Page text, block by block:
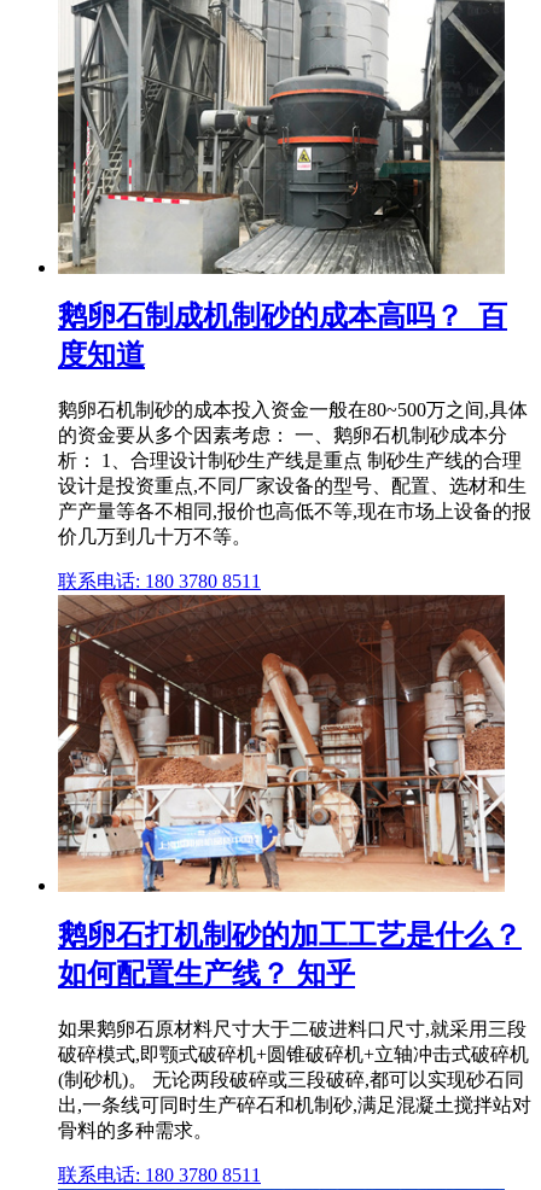
鹅卵石制成机制砂的成本高吗？_百
度知道
鹅卵石机制砂的成本投入资金一般在80~500万之间,具体
的资金要从多个因素考虑： 一、鹅卵石机制砂成本分
析： 1、合理设计制砂生产线是重点 制砂生产线的合理
设计是投资重点,不同厂家设备的型号、配置、选材和生
产产量等各不相同,报价也高低不等,现在市场上设备的报
价几万到几十万不等。
联系电话: 180 3780 8511
鹅卵石打机制砂的加工工艺是什么？
如何配置生产线？ 知乎
如果鹅卵石原材料尺寸大于二破进料口尺寸,就采用三段
破碎模式,即颚式破碎机+圆锥破碎机+立轴冲击式破碎机
(制砂机)。 无论两段破碎或三段破碎,都可以实现砂石同
出,一条线可同时生产碎石和机制砂,满足混凝土搅拌站对
骨料的多种需求。
联系电话: 180 3780 8511